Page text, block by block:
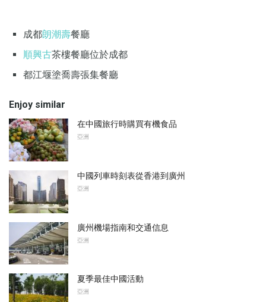
成都朗潮壽餐廳
順興古茶樓餐廳位於成都
都江堰塗喬壽張集餐廳
Enjoy similar
在中國旅行時購買有機食品
亞洲
中國列車時刻表從香港到廣州
亞洲
廣州機場指南和交通信息
亞洲
夏季最佳中國活動
亞洲